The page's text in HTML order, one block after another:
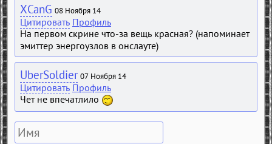
XCanG 08 Ноября 14
Цитировать Профиль
На первом скрине что-за вещь красная? (напоминает
эмиттер энергоузлов в онслауте)
UberSoldier 07 Ноября 14
Цитировать Профиль
Чет не впечатлило